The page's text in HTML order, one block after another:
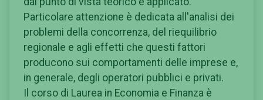
Particolare attenzione è dedicata all'analisi dei
problemi della concorrenza, del riequilibrio
regionale e agli effetti che questi fattori
producono sui comportamenti delle imprese e,
in generale, degli operatori pubblici e privati.
Il corso di Laurea in Economia e Finanza è